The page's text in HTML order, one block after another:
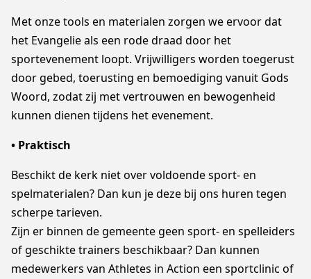
Met onze tools en materialen zorgen we ervoor dat
het Evangelie als een rode draad door het
sportevenement loopt. Vrijwilligers worden toegerust
door gebed, toerusting en bemoediging vanuit Gods
Woord, zodat zij met vertrouwen en bewogenheid
kunnen dienen tijdens het evenement.
• Praktisch
Beschikt de kerk niet over voldoende sport- en
spelmaterialen? Dan kun je deze bij ons huren tegen
scherpe tarieven.
Zijn er binnen de gemeente geen sport- en spelleiders
of geschikte trainers beschikbaar? Dan kunnen
medewerkers van Athletes in Action een sportclinic of